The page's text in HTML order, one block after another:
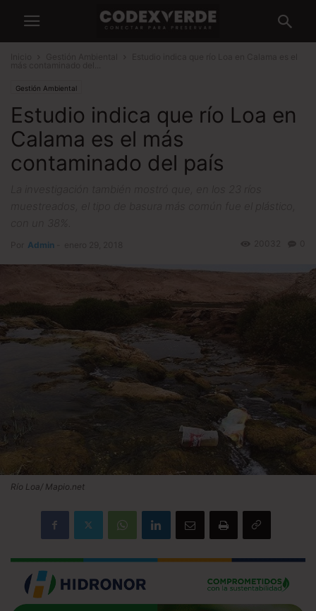
Gestión Ambiental
Estudio indica que río Loa en
Calama es el más
contaminado del país
Admin
Río Loa/ Mapio.net